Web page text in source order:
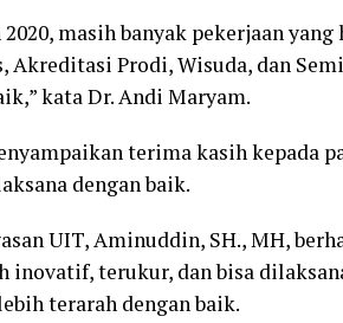
masih banyak pekerjaan
Akreditasi Prodi, Wisuda, dan
kata Dr. Andi Maryam.
terima kasih kepada
dengan baik.
UIT, Aminuddin, SH., MH,
inovatif, terukur, dan bisa
terarah dengan baik.